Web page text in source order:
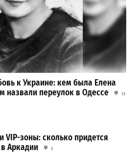
к Украине: кем была Елена
назвали переулок в Одессе
13
VIP-зоны: сколько придется
Аркадии
3